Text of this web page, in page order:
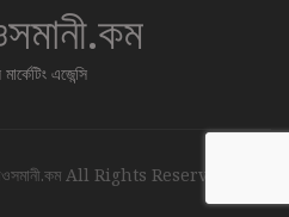
এজেন্সি
All Rights Reserved